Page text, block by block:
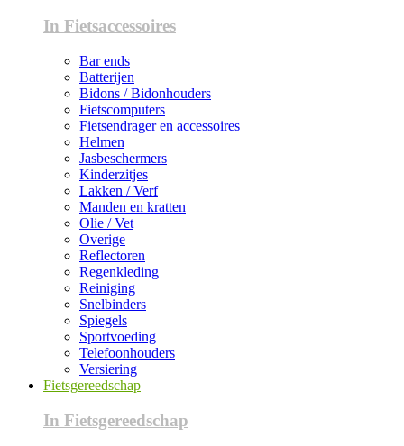
In Fietsaccessoires
Bar ends
Batterijen
Bidons / Bidonhouders
Fietscomputers
Fietsendrager en accessoires
Helmen
Jasbeschermers
Kinderzitjes
Lakken / Verf
Manden en kratten
Olie / Vet
Overige
Reflectoren
Regenkleding
Reiniging
Snelbinders
Spiegels
Sportvoeding
Telefoonhouders
Versiering
Fietsgereedschap
In Fietsgereedschap